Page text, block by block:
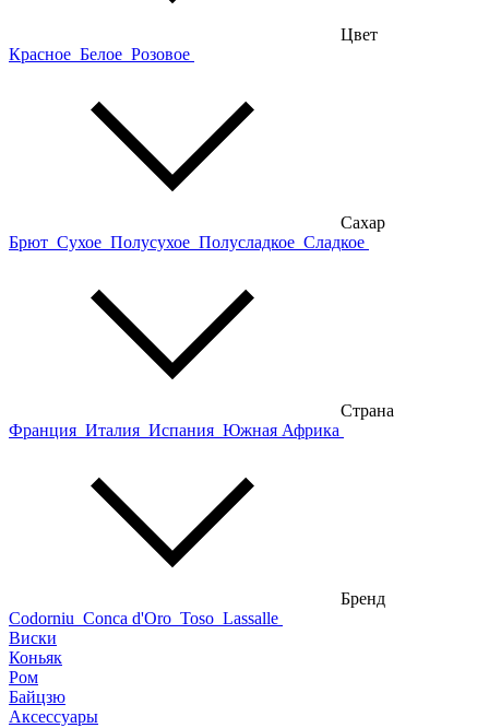
Цвет
Красное Белое Розовое
Сахар
Брют Сухое Полусухое Полусладкое Сладкое
Страна
Франция Италия Испания Южная Африка
Бренд
Codorniu Conca d'Oro Toso Lassalle
Виски
Коньяк
Ром
Байцзю
Аксессуары